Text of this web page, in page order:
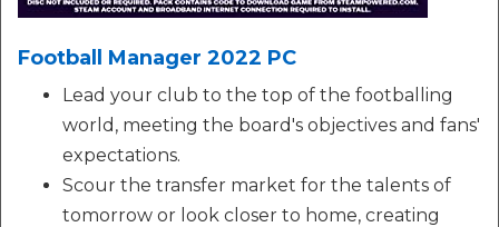
Football Manager 2022 PC
Lead your club to the top of the footballing
world, meeting the board's objectives and fans'
expectations.
Scour the transfer market for the talents of
tomorrow or look closer to home, creating